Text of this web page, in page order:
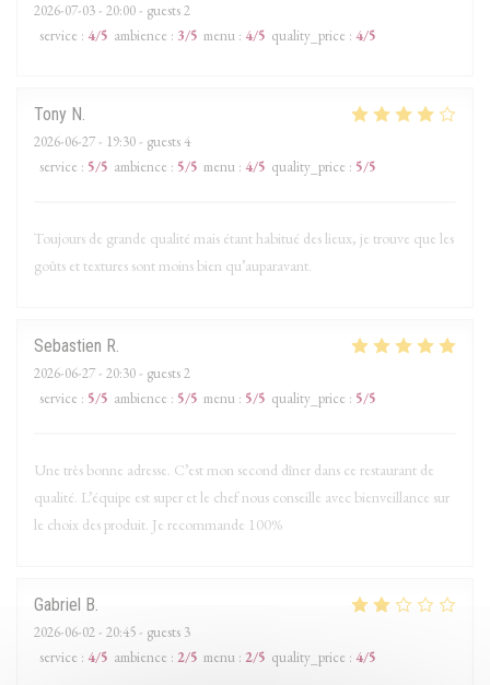
2026-07-03 - 20:00 - guests 2
service : 4/5 ambience : 3/5 menu : 4/5 quality_price : 4/5
Tony N
2026-06-27 - 19:30 - guests 4
service : 5/5 ambience : 5/5 menu : 4/5 quality_price : 5/5
Toujours de grande qualité mais étant habitué des lieux, je trouve que les
goûts et textures sont moins bien qu’auparavant.
Sebastien R
2026-06-27 - 20:30 - guests 2
service : 5/5 ambience : 5/5 menu : 5/5 quality_price : 5/5
Une très bonne adresse. C’est mon second dîner dans ce restaurant de
qualité. L’équipe est super et le chef nous conseille avec bienveillance sur
le choix des produit. Je recommande 100%
Gabriel B
2026-06-02- 20:45 - guests 3
service : 4/5 ambience : 2/5 menu : 2/5 quality_price : 4/5